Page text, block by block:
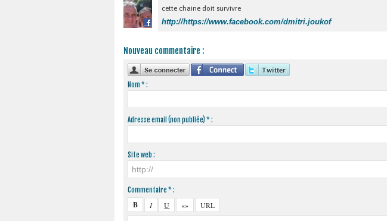
cette chaine doit survivre
http://https://www.facebook.com/dmitri.joukof
Nouveau commentaire :
Nom * :
Adresse email (non publiée) * :
Site web :
Commentaire * :